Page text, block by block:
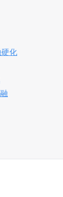
化